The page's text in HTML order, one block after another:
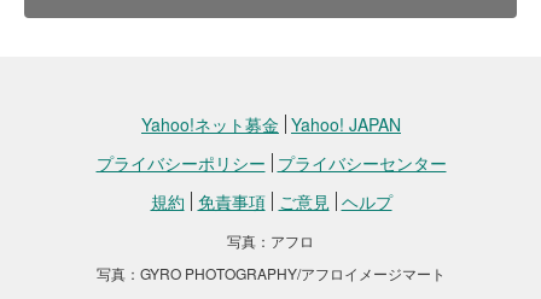
屋外に移動したベッドで治療を受ける被災者に食料を配布する様子（2025年4
月5日、ミャンマー地震被災地）加盟NGO提供
（2）法令により必要とされる場合
（3）個人情報保護法が規定するご本人または公共の利益
のために必要と考えられる場合
（4）会費や寄付金の入金処理等のため金融機関に必要な
（5）報告資料やイベント等案内状の発送を業者に委託す
Yahoo!ネット募金 Yahoo! JAPAN
プライバシーポリシー プライバシーセンター
規約 免責事項 ご意見 ヘルプ
写真：アフロ
写真：GYRO PHOTOGRAPHY/アフロイメージマート